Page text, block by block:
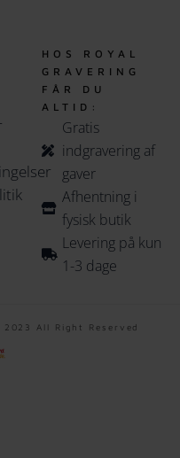
HOS ROYAL
GRAVERING
FÅR DU
ALTID:
Gratis
indgravering af
gaver
Afhentning i
fysisk butik
Levering på kun
1-3 dage
All Right Reserved